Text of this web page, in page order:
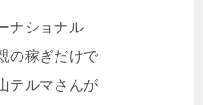
ナショナル
の稼ぎだけで
テルマさんが